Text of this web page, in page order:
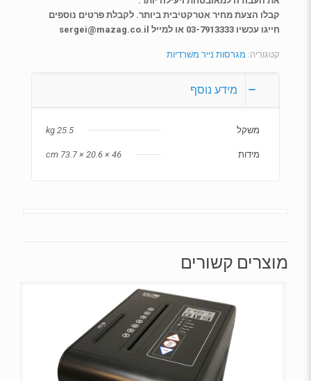
קבלו הצעת מחיר אטרקטיבית ביותר. לקבלת פרטים נוספים
חייגו עכשיו 03-7913333 או למייל sergei@mazag.co.il
קטגוריה: מגרסות נייר משרדיות
מידע נוסף
משקל 25.5 kg
מידות 46 × 20.6 × 73.7 cm
מוצרים קשורים